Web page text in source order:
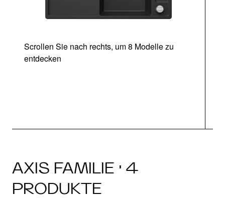
Scrollen Sie nach rechts, um 8 Modelle zu
entdecken
AXIS FAMILIE · 4
PRODUKTE